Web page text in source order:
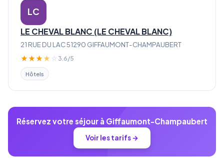
LC
LE CHEVAL BLANC (LE CHEVAL BLANC)
21 RUE DU LAC 51290 GIFFAUMONT-CHAMPAUBERT
★★★★ ☆ 3.6/5
Hôtels
Réservez votre séjour à Giffaumont-Champaubert
Voir les tarifs →